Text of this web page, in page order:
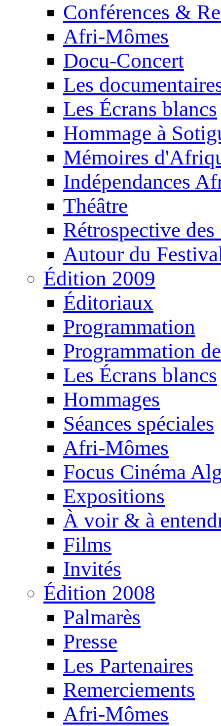
Conférences &
Afri-Mômes
Docu-Concert
Les
Les Écrans blancs
Hommage à
Mémoires
Indépendances
Théâtre
Rétrospective
Autour du
Édition 2009
Éditoriaux
Programmation
Programmation
Les Écrans blancs
Hommages
Séances spéciales
Afri-Mômes
Focus Cinéma
Expositions
À voir & à
Films
Invités
Édition 2008
Palmarès
Presse
Les Partenaires
Remerciements
Afri-Mômes